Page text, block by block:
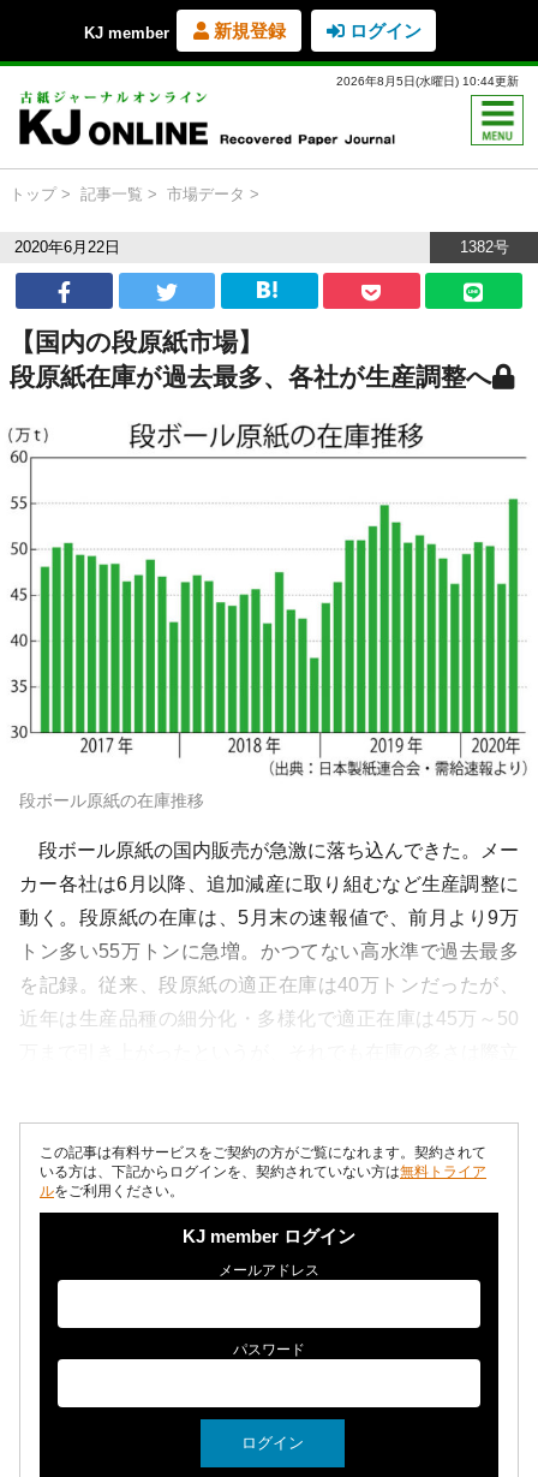
KJ member 新規登録 ログイン
2026年8月5日(水曜日) 10:44更新
トップ 記事一覧 市場データ
2020年6月22日 1382号
【国内の段原紙市場】
段原紙在庫が過去最多、各社が生産調整へ
段ボール原紙の在庫推移
段ボール原紙の国内販売が急激に落ち込んできた。メー
カー各社は6月以降、追加減産に取り組むなど生産調整に
動く。段原紙の在庫は、5月末の速報値で、前月より9万
トン多い55万トンに急増。かつてない高水準で過去最多
を記録。従来、段原紙の適正在庫は40万トンだったが、
近年は生産品種の細分化・多様化で適正在庫は45万～50
この記事は有料サービスをご契約の方がご覧になれます。契約されて
いる方は、下記からログインを、契約されていない方は無料トライア
ルをご利用ください。
KJ member ログイン
メールアドレス
パスワード